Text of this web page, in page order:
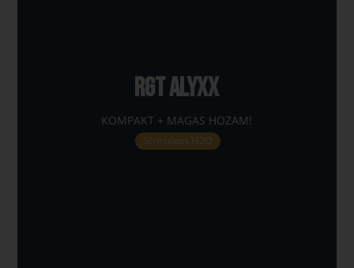
RGT ALYXX
KOMPAKT + MAGAS HOZAM!
Stressless H2O